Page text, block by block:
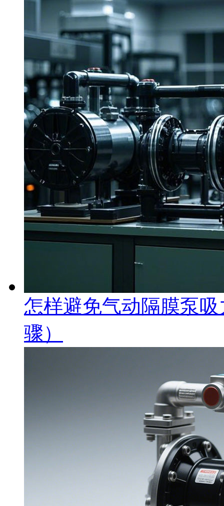
怎样避免气动隔膜泵
骤）